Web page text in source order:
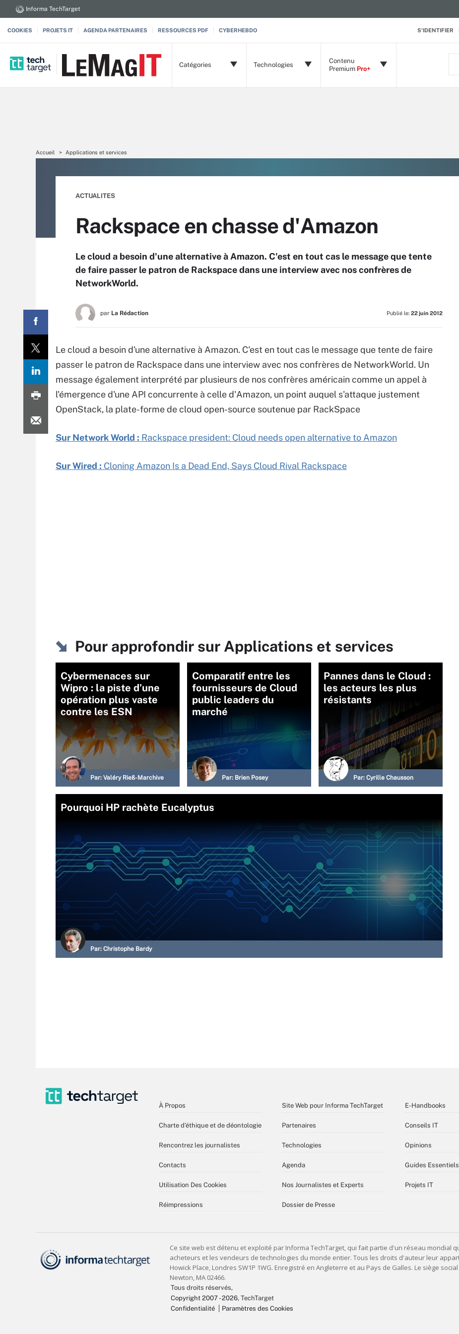
S'IDENTIFIER
Informa TechTarget
COOKIES PROJETS IT AGENDA PARTENAIRES RESSOURCES PDF CYBERHEBDO
Catégories Technologies
Contenu
Premium Pro+
Accueil Applications et services
ACTUALITES
Rackspace en chasse d'Amazon
Le cloud a besoin d'une alternative à Amazon. C'est en tout cas le message que tente
de faire passer le patron de Rackspace dans une interview avec nos confrères de
NetworkWorld.
par La Rédaction Publié le: 22 juin 2012
Le cloud a besoin d'une alternative à Amazon. C'est en tout cas le message que tente de faire
passer le patron de Rackspace dans une interview avec nos confrères de NetworkWorld. Un
message également interprété par plusieurs de nos confrères américain comme un appel à
l'émergence d'une API concurrente à celle d'Amazon, un point auquel s'attaque justement
OpenStack, la plate-forme de cloud open-source soutenue par RackSpace
Sur Network World : Rackspace president: Cloud needs open alternative to Amazon
Sur Wired : Cloning Amazon Is a Dead End, Says Cloud Rival Rackspace
Pour approfondir sur Applications et services
Cybermenaces sur
Wipro : la piste d’une
opération plus vaste
contre les ESN
Par: Valéry Rieß-Marchive
Comparatif entre les
fournisseurs de Cloud
public leaders du
marché
Par: Brien Posey
Pannes dans le Cloud :
les acteurs les plus
résistants
Par: Cyrille Chausson
Pourquoi HP rachète Eucalyptus
Par: Christophe Bardy
À Propos
Charte d’éthique et de déontologie
Rencontrez les journalistes
Contacts
Utilisation Des Cookies
Réimpressions
Site Web pour Informa TechTarget
Partenaires
Technologies
Agenda
Nos Journalistes et Experts
Dossier de Presse
E-Handbooks
Conseils IT
Opinions
Guides Essentiels
Projets IT
Tous droits réservés,
Copyright 2007 - 2026, TechTarget
Confidentialité
Paramètres des Cookies